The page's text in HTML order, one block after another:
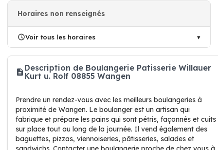
Horaires non renseignés
Voir tous les horaires
Description de Boulangerie Patisserie Willauer
Kurt u. Rolf 08855 Wangen
Prendre un rendez-vous avec les meilleurs boulangeries à
proximité de Wangen. Le boulanger est un artisan qui
fabrique et prépare les pains qui sont pétris, façonnés et cuits
sur place tout au long de la journée. Il vend également des
baguettes, pizzas, viennoiseries, pâtisseries, salades et